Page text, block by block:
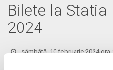
Bilete la Statia
2024
sâmbătă, 10 februarie 2024 ora